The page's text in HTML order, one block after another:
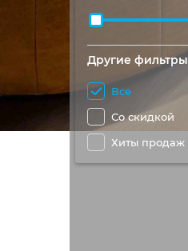
Другие фильтры
Все
Со скидкой
Хиты продаж